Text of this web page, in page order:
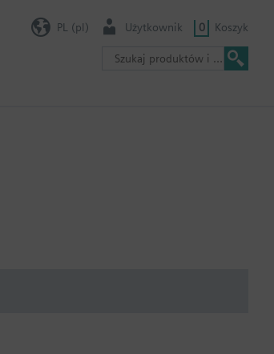
PL (pl) Użytkownik 0 Koszyk